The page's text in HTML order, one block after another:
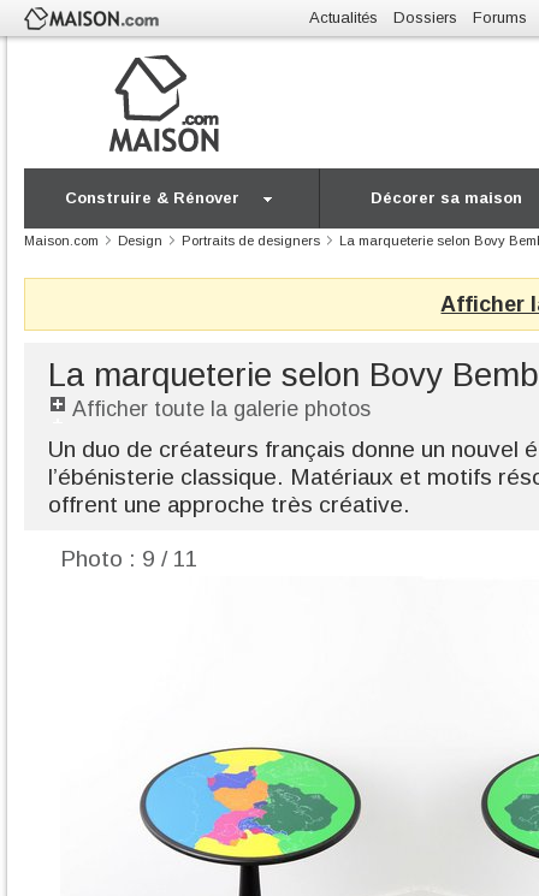
Actualités Dossiers Forums
Construire & Rénover Décorer sa maison
Maison.com Design Portraits de designers La marqueterie selon Bovy
Afficher
La marqueterie selon Bovy
Afficher toute la galerie photos
Un duo de créateurs français donne un nouvel
l’ébénisterie classique. Matériaux et motifs
offrent une approche très créative.
Photo : 9 / 11